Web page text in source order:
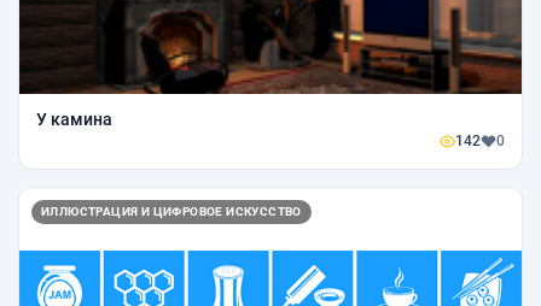
У камина
142 0
ИЛЛЮСТРАЦИЯ И ЦИФРОВОЕ ИСКУССТВО